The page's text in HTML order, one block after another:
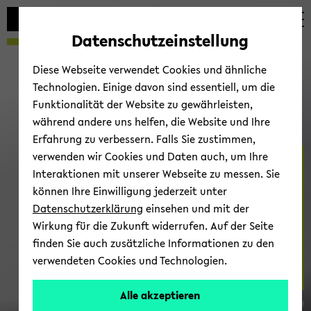
Automatische
vermeiden
zum
wechseln
zum
wechseln
zum
wechseln
For­schung
© anna sh­vets (pe­xels)
Datenschutzeinstellung
Diese Webseite verwendet Cookies und ähnliche
Technologien. Einige davon sind essentiell, um die
Funktionalität der Website zu gewährleisten,
während andere uns helfen, die Website und Ihre
Erfahrung zu verbessern. Falls Sie zustimmen,
verwenden wir Cookies und Daten auch, um Ihre
Interaktionen mit unserer Webseite zu messen. Sie
können Ihre Einwilligung jederzeit unter
Datenschutzerklärung einsehen und mit der
Wirkung für die Zukunft widerrufen. Auf der Seite
finden Sie auch zusätzliche Informationen zu den
verwendeten Cookies und Technologien.
Alle akzeptieren